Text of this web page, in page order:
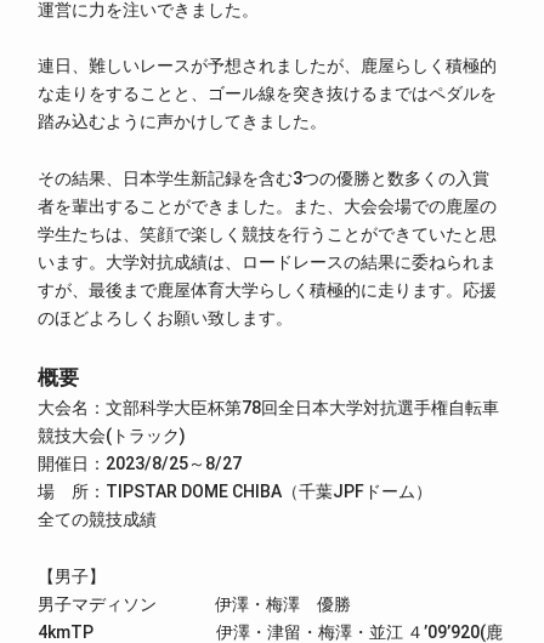
運営に力を注いできました。
連日、難しいレースが予想されましたが、鹿屋らしく積極的
な走りをすることと、ゴール線を突き抜けるまではペダルを
踏み込むように声かけしてきました。
その結果、日本学生新記録を含む3つの優勝と数多くの入賞
者を輩出することができました。また、大会会場での鹿屋の
学生たちは、笑顔で楽しく競技を行うことができていたと思
います。大学対抗成績は、ロードレースの結果に委ねられま
すが、最後まで鹿屋体育大学らしく積極的に走ります。応援
のほどよろしくお願い致します。
概要
大会名：文部科学大臣杯第78回全日本大学対抗選手権自転車
競技大会(トラック)
開催日：2023/8/25～8/27
場 所：TIPSTAR DOME CHIBA（千葉JPFドーム）
全ての競技成績
【男子】
男子マディソン 伊澤・梅澤 優勝
4kmTP 伊澤・津留・梅澤・並江 ４’09’920(鹿